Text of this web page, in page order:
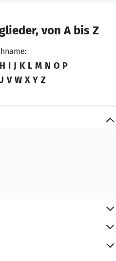
von A bis Z
H I J K L M N O P
V W X Y Z